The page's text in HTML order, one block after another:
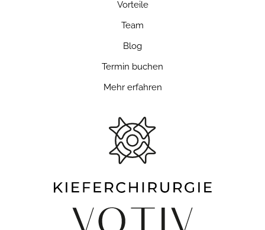
Vorteile
Team
Blog
Termin buchen
Mehr erfahren